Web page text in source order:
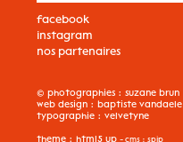
facebook
instagram
nos partenaires
© photographies : suzane brun
web design : baptiste vandaele
typographie : velvetyne
theme : html5 up - cms : spip